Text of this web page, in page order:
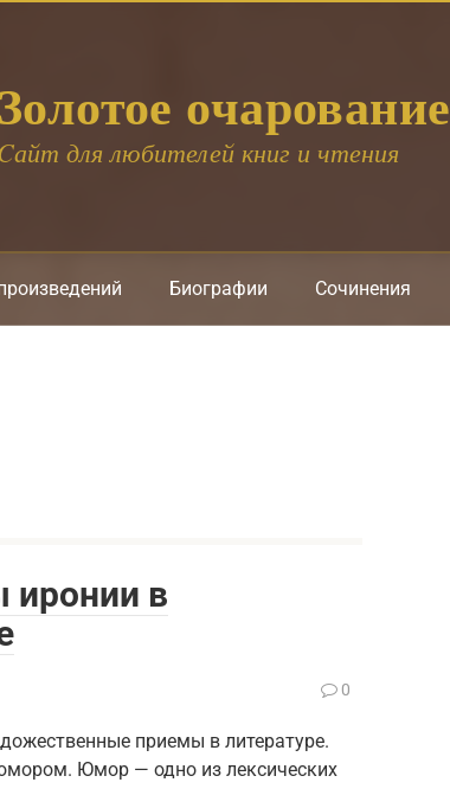
Золотое очарование
для любителей книг и чтения
Биографии Сочинения
иронии в
0
приемы в литературе.
Юмор — одно из лексических